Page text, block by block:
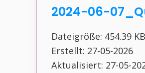
2024-06-
Dateigröße: 454.39 KB
Erstellt: 27-05-2026
Aktualisiert: 27-05-